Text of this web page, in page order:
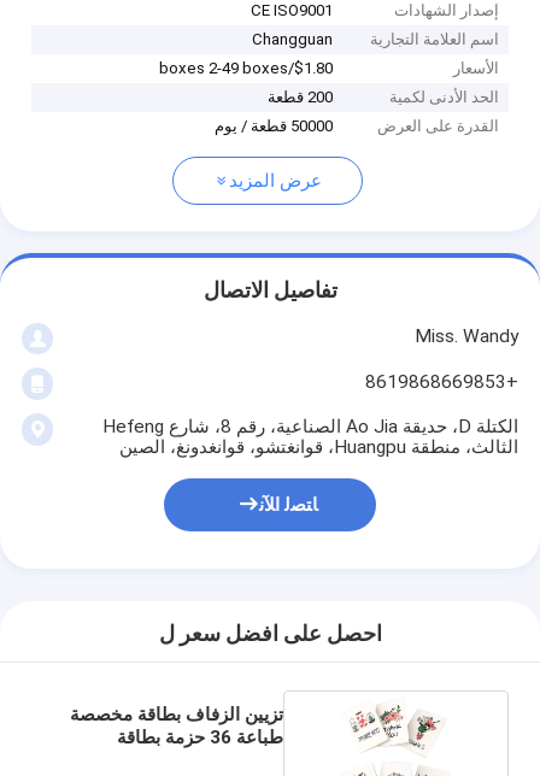
إصدار الشهادات
CE ISO9001
اسم العلامة التجارية
Changguan
الأسعار
$1.80/boxes 2-49 boxes
الحد الأدنى لكمية
200 قطعة
القدرة على العرض
50000 قطعة / يوم
عرض المزيد
تفاصيل الاتصال
Miss. Wandy
+8619868669853
الكتلة D، حديقة Ao Jia الصناعية، رقم 8، شارع Hefeng
الثالث، منطقة Huangpu، قوانغتشو، قوانغدونغ، الصين
ﺎﺘﺼﻟ ﺍﻶﻧ
احصل على افضل سعر ل
تزيين الزفاف بطاقة مخصصة
طباعة 36 حزمة بطاقة